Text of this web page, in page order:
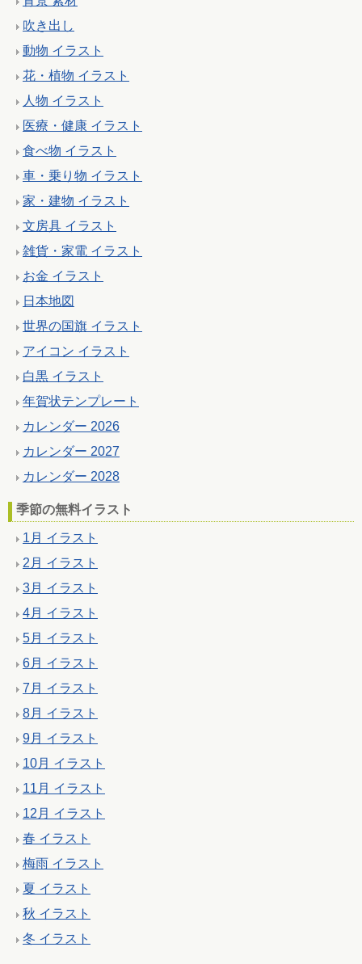
吹き出し
動物 イラスト
花・植物 イラスト
人物 イラスト
医療・健康 イラスト
食べ物 イラスト
車・乗り物 イラスト
家・建物 イラスト
文房具 イラスト
雑貨・家電 イラスト
お金 イラスト
日本地図
世界の国旗 イラスト
アイコン イラスト
白黒 イラスト
年賀状テンプレート
カレンダー 2026
カレンダー 2027
カレンダー 2028
季節の無料イラスト
1月 イラスト
2月 イラスト
3月 イラスト
4月 イラスト
5月 イラスト
6月 イラスト
7月 イラスト
8月 イラスト
9月 イラスト
10月 イラスト
11月 イラスト
12月 イラスト
春 イラスト
梅雨 イラスト
夏 イラスト
秋 イラスト
冬 イラスト